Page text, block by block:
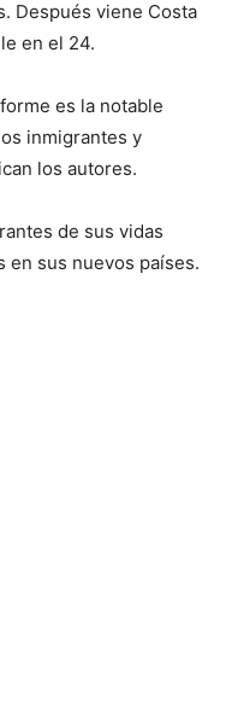
Después viene Costa
en el 24.
es la notable
inmigrantes y
los autores.
de sus vidas
en sus nuevos países.